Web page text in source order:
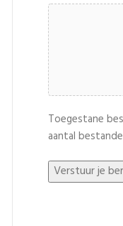
Toegestane
aantal